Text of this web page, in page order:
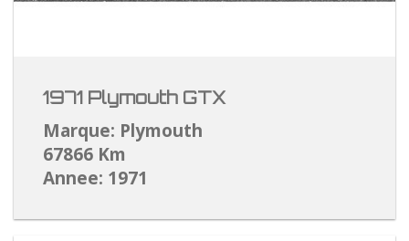
1971 Plymouth GTX
Marque: Plymouth
67866 Km
Annee: 1971